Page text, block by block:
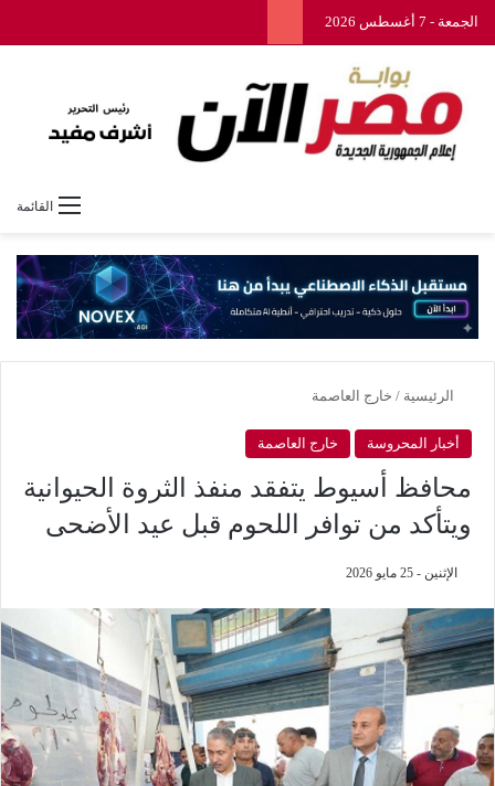
الجمعة - 7 أغسطس 2026
القائمة
الرئيسية / خارج العاصمة
أخبار المحروسة خارج العاصمة
محافظ أسيوط يتفقد منفذ الثروة الحيوانية
ويتأكد من توافر اللحوم قبل عيد الأضحى
الإثنين - 25 مايو 2026